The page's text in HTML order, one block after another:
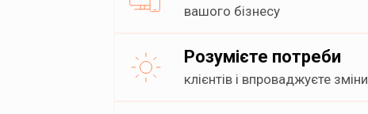
вашого бізнесу
Розумієте потреби
клієнтів і впроваджуєте зміни